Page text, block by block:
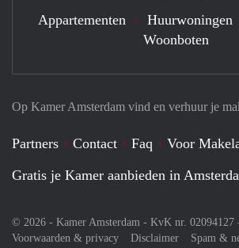
Op Kamer Amsterdam vind en verhuur je
Partners Contact Faq
Voor
Gratis je Kamer aanbieden in
© 2026 - Kamer Amsterdam - KvK nr. 02094127
Voorwaarden & privacy
Disclaimer Spam &
Appartementen Huurwoningen
Woonboten